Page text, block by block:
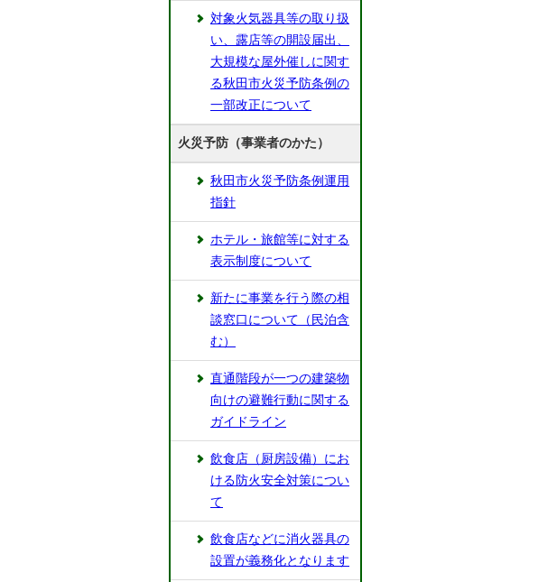
対象火気器具等の取り扱
い、露店等の開設届出、
大規模な屋外催しに関す
る秋田市火災予防条例の
一部改正について
火災予防（事業者のかた）
秋田市火災予防条例運用
指針
ホテル・旅館等に対する
表示制度について
新たに事業を行う際の相
談窓口について（民泊含
む）
直通階段が一つの建築物
向けの避難行動に関する
ガイドライン
飲食店（厨房設備）にお
ける防火安全対策につい
て
飲食店などに消火器具の
設置が義務化となります